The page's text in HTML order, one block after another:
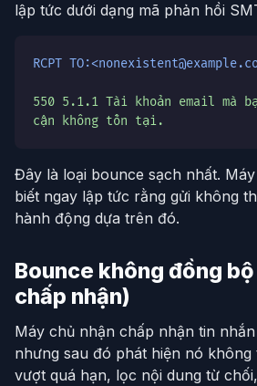
lập tức dưới dạng mã phản hồi
RCPT
550 5.1.1 Tài khoản email mà
cận không tồn tại.
Đây là loại bounce sạch nhất.
biết ngay lập tức rằng gửi không
hành động dựa trên đó.
Bounce không đồng
chấp nhận)
Máy chủ nhận chấp nhận tin
nhưng sau đó phát hiện nó
vượt quá hạn, lọc nội dung từ